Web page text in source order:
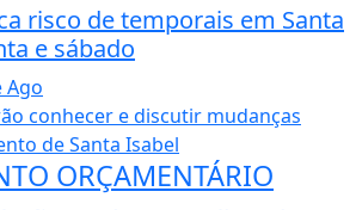
risco de temporais em Santa
e sábado
Ago
ORÇAMENTÁRIO